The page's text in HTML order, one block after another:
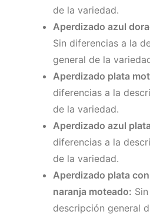
de la variedad.
Aperdizado azul
Sin diferencias a la
general de la
Aperdizado plata
diferencias a la
de la variedad.
Aperdizado azul
diferencias a la
de la variedad.
Aperdizado plata
naranja moteado:
descripción general